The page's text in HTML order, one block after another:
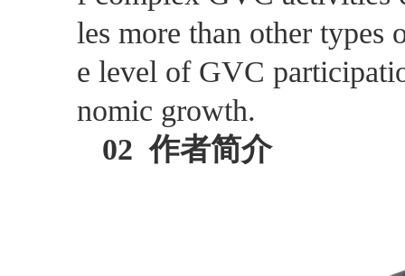
les more than other
e level of GVC
nomic growth.
02作者简介